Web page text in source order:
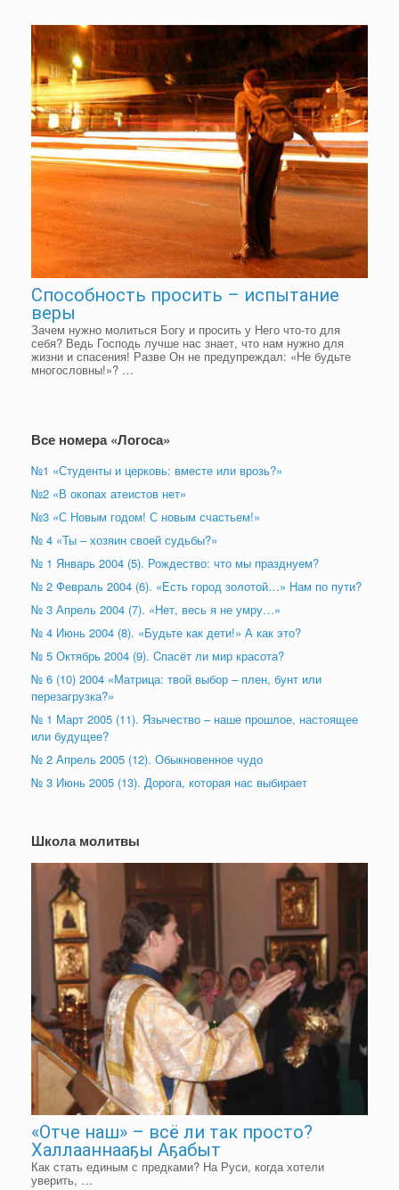
Способность просить – испытание
веры
Зачем нужно молиться Богу и просить у Него что-то для
себя? Ведь Господь лучше нас знает, что нам нужно для
жизни и спасения! Разве Он не предупреждал: «Не будьте
многословны!»? …
Все номера «Логоса»
№1 «Студенты и церковь: вместе или врозь?»
№2 «В окопах атеистов нет»
№3 «С Новым годом! С новым счастьем!»
№ 4 «Ты – хозяин своей судьбы?»
№ 1 Январь 2004 (5). Рождество: что мы празднуем?
№ 2 Февраль 2004 (6). «Есть город золотой…» Нам по пути?
№ 3 Апрель 2004 (7). «Нет, весь я не умру…»
№ 4 Июнь 2004 (8). «Будьте как дети!» А как это?
№ 5 Октябрь 2004 (9). Cпасёт ли мир красота?
№ 6 (10) 2004 «Матрица: твой выбор – плен, бунт или
перезагрузка?»
№ 1 Март 2005 (11). Язычество – наше прошлое, настоящее
или будущее?
№ 2 Апрель 2005 (12). Обыкновенное чудо
№ 3 Июнь 2005 (13). Дорога, которая нас выбирает
Школа молитвы
«Отче наш» – всё ли так просто?
Халлааннааҕы Аҕабыт
Как стать единым с предками? На Руси, когда хотели
уверить, …